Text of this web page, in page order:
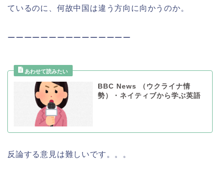
ているのに、何故中国は違う方向に向かうのか。
ーーーーーーーーーーーーーーー
BBC News （ウクライナ情
勢）・ネイティブから学ぶ英語
反論する意見は難しいです。。。